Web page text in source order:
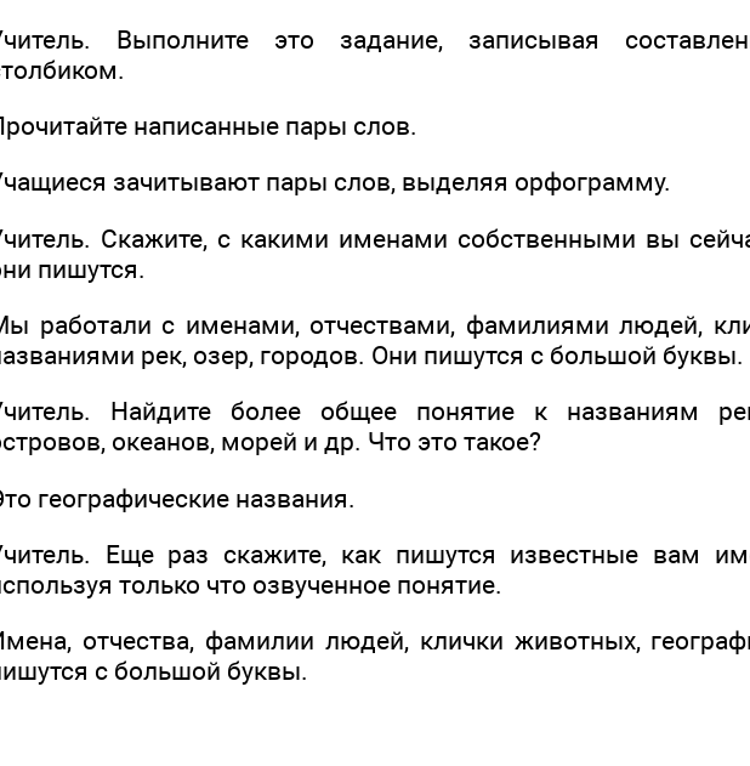
Выполните это задание, записывая
написанные пары слов.
зачитывают пары слов, выделяя орфограмму.
Скажите, с какими именами собственными вы
пишутся.
работали с именами, отчествами, фамилиями людей,
рек, озер, городов. Они пишутся с большой буквы.
Найдите более общее понятие к названиям
океанов, морей и др. Что это такое?
географические названия.
Еще раз скажите, как пишутся известные вам
только что озвученное понятие.
отчества, фамилии людей, клички животных,
с большой буквы.